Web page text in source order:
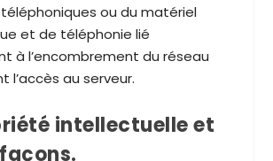
ou du matériel
et de téléphonie lié
à l’encombrement du réseau
l’accès au serveur.
intellectuelle et